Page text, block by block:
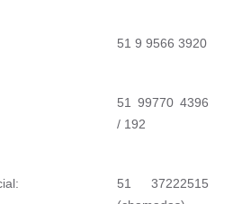
51 9 9566 3920
51 99770 4396
/ 192
51 37222515